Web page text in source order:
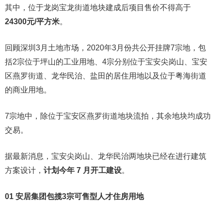
其中，位于龙岗宝龙街道地块建成后项目售价不得高于
24300元/平方米。
回顾深圳3月土地市场，2020年3月份共公开挂牌7宗地，包
括2宗位于坪山的工业用地、4宗分别位于宝安尖岗山、宝安
区燕罗街道、龙华民治、盐田的居住用地以及位于粤海街道
的商业用地。
7宗地中，除位于宝安区燕罗街道地块流拍，其余地块均成功
交易。
据最新消息，宝安尖岗山、龙华民治两地块已经在进行建筑
方案设计， 计划今年 7 月开工建设。
01 安居集团包揽3宗可售型人才住房用地